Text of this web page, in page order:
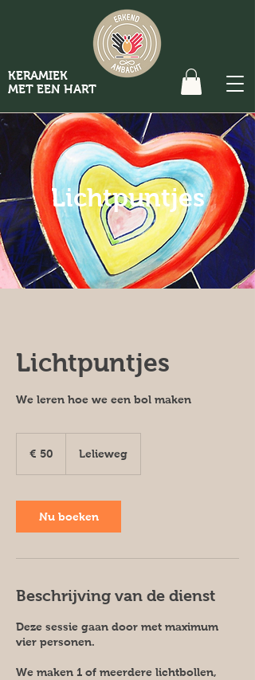
KERAMIEK
MET EEN HART
Lichtpuntjes
Lichtpuntjes
We leren hoe we een bol maken
€ 50 Lelieweg
Nu boeken
Beschrijving van de dienst
Deze sessie gaan door met maximum
vier personen.
We maken 1 of meerdere lichtbollen,